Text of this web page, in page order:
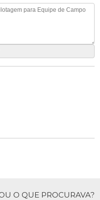
O QUE PROCURAVA?